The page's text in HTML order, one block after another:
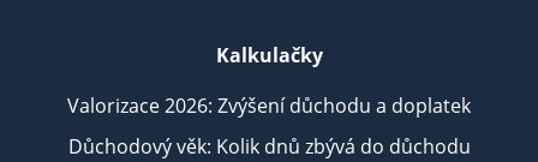
Kalkulačky
Valorizace 2026: Zvýšení důchodu a doplatek
Důchodový věk: Kolik dnů zbývá do důchodu